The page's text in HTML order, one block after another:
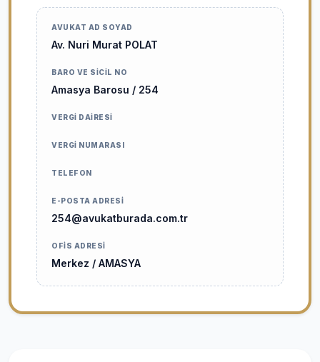
AVUKAT AD SOYAD
Av. Nuri Murat POLAT
BARO VE SICIL NO
Amasya Barosu / 254
VERGI DAIRESI
VERGI NUMARASI
TELEFON
E-POSTA ADRESI
254@avukatburada.com.tr
OFIS ADRESI
Merkez / AMASYA